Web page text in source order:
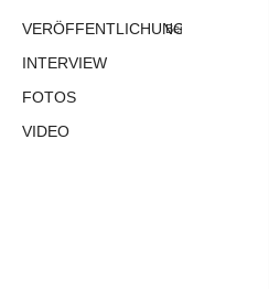
VERÖFFENTLICHUNGEN
INTERVIEW
FOTOS
VIDEO
Bei